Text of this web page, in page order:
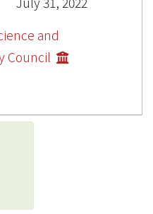
and
Council